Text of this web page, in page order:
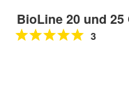
BioLine 20 und
3